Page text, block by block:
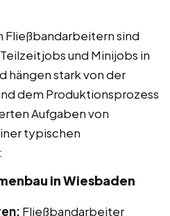
Fließbandarbeitern sind
und Minijobs in
hängen stark von der
dem Produktionsprozess
Aufgaben von
typischen
in Wiesbaden
Fließbandarbeiter